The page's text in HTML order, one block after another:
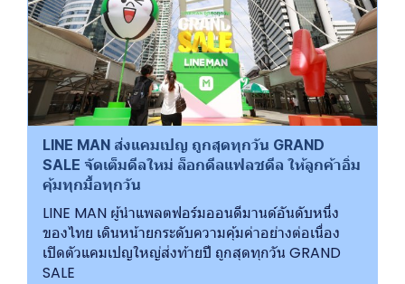
LINE MAN ส่งแคมเปญ ถูกสุดทุกวัน GRAND
SALE จัดเต็มดีลใหม่ ล็อกดีลแฟลชดีล ให้ลูกค้าอิ่ม
คุ้มทุกมื้อทุกวัน
LINE MAN ผู้นำแพลตฟอร์มออนดีมานด์อันดับหนึ่ง
ของไทย เดินหน้ายกระดับความคุ้มค่าอย่างต่อเนื่อง
เปิดตัวแคมเปญใหญ่ส่งท้ายปี ถูกสุดทุกวัน GRAND
SALE